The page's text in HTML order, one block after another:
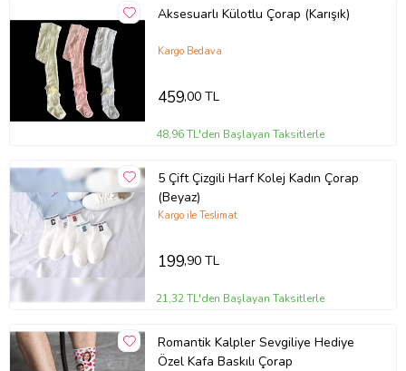
Aksesuarlı Külotlu Çorap (Karışık)
Kargo Bedava
459,00 TL
48,96 TL'den Başlayan Taksitlerle
5 Çift Çizgili Harf Kolej Kadın Çorap
(Beyaz)
Kargo ile Teslimat
199,90 TL
21,32 TL'den Başlayan Taksitlerle
Romantik Kalpler Sevgiliye Hediye
Özel Kafa Baskılı Çorap